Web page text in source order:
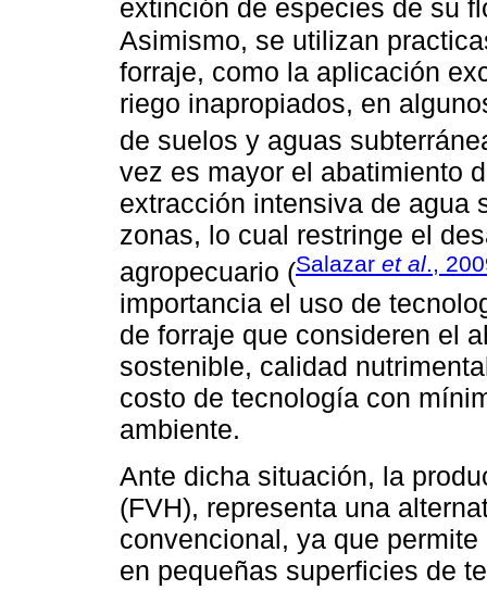
extinción de especies de su
Asimismo, se utilizan
forraje, como la aplicación
riego inapropiados, en
de suelos y aguas
vez es mayor el abatimiento
extracción intensiva de agua
zonas, lo cual restringe el
agropecuario (Salazar et al.,
importancia el uso de
de forraje que consideren el
sostenible, calidad
costo de tecnología con
ambiente.
Ante dicha situación, la
(FVH), representa una
convencional, ya que
en pequeñas superficies de